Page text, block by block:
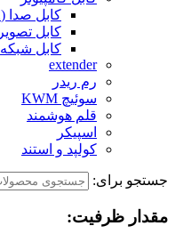
کابل صدا (AUX)
کابل تصویر
کابل شبکه
extender
رم ریدر
سوئیچ KWM
قلم هوشمند
اسپیکر
کولپد و استند
جستجو برای:
مقدار ظرفیت: